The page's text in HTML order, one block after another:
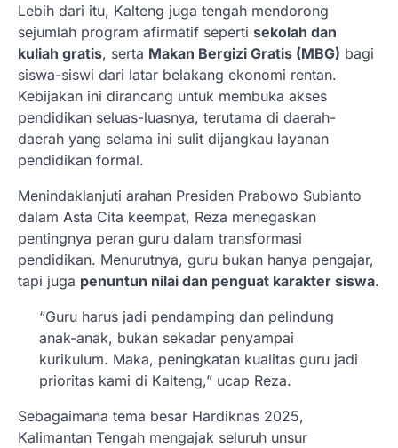
Lebih dari itu, Kalteng juga tengah mendorong
sejumlah program afirmatif seperti sekolah dan
kuliah gratis, serta Makan Bergizi Gratis (MBG) bagi
siswa-siswi dari latar belakang ekonomi rentan.
Kebijakan ini dirancang untuk membuka akses
pendidikan seluas-luasnya, terutama di daerah-
daerah yang selama ini sulit dijangkau layanan
pendidikan formal.
Menindaklanjuti arahan Presiden Prabowo Subianto
dalam Asta Cita keempat, Reza menegaskan
pentingnya peran guru dalam transformasi
pendidikan. Menurutnya, guru bukan hanya pengajar,
tapi juga penuntun nilai dan penguat karakter siswa.
“Guru harus jadi pendamping dan pelindung
anak-anak, bukan sekadar penyampai
kurikulum. Maka, peningkatan kualitas guru jadi
prioritas kami di Kalteng,” ucap Reza.
Sebagaimana tema besar Hardiknas 2025,
Kalimantan Tengah mengajak seluruh unsur